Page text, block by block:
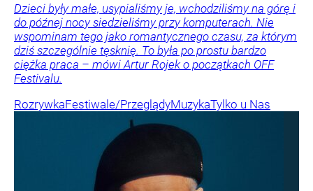
Dzieci były małe, usypialiśmy je, wchodziliśmy na górę i
do późnej nocy siedzieliśmy przy komputerach. Nie
wspominam tego jako romantycznego czasu, za którym
dziś szczególnie tęsknię. To była po prostu bardzo
ciężka praca – mówi Artur Rojek o początkach OFF
Festivalu.
RozrywkaFestiwale/PrzeglądyMuzykaTylko u Nas